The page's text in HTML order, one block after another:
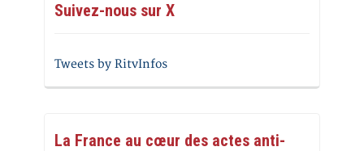
Suivez-nous sur X
Tweets by RitvInfos
La France au cœur des actes anti-